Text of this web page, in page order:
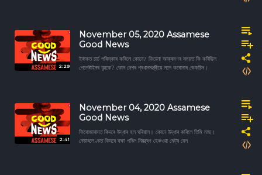
2:29
November 05, 2020 Assamese
Good News
ইৰাকত চাৰ্চ পৰিস্কাৰ কৰিলে কোনে? ভিয়েনা আক্ৰমণৰ সময়ত কি কৰিছিল
পেলেষ্টাইনৰ যুৱকে? কোন দেশৰ প্ৰধানমন্ত্ৰীয়ে ললে কৰোনাৰ ভেকচিন।
2:41
November 04, 2020 Assamese
Good News
ফিৰোজাবাদত কিদৰে উদ্ধাৰ হল ঘৰিয়াল। কোনে উদ্ধাৰ কৰিলে তিমি মাছ।
নেডাৰলেণ্ডত কিদৰে ৰক্ষা পৰিল নিয়ন্ত্ৰণ হেৰুওৱা মেট্ৰ ৰেল